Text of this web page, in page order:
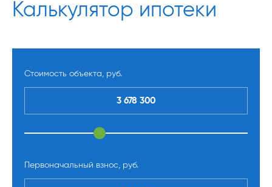
Калькулятор ипотеки
Стоимость объекта, руб.
Первоначальный взнос, руб.